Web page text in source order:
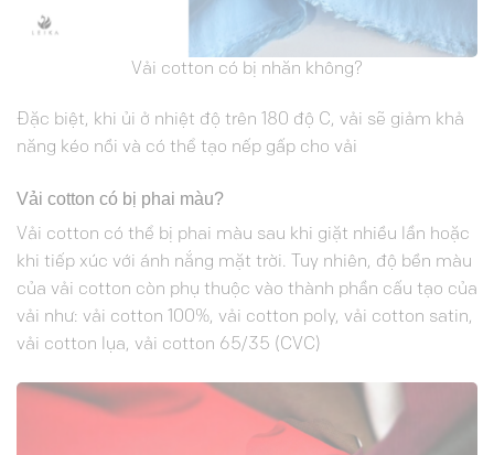
Vải cotton có bị nhăn không?
Đặc biệt, khi ủi ở nhiệt độ trên 180 độ C, vải sẽ giảm khả
năng kéo nồi và có thể tạo nếp gấp cho vải
Vải cotton có bị phai màu?
Vải cotton có thể bị phai màu sau khi giặt nhiều lần hoặc
khi tiếp xúc với ánh nắng mặt trời. Tuy nhiên, độ bền màu
của vải cotton còn phụ thuộc vào thành phần cấu tạo của
vải như: vải cotton 100%, vải cotton poly, vải cotton satin,
vải cotton lụa, vải cotton 65/35 (CVC)